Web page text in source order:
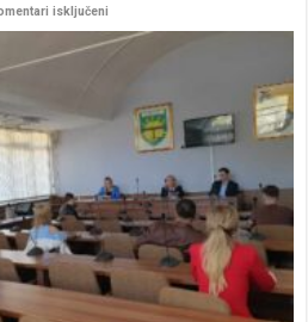
isključeni
RASPRAVA
MLADE
2024.-2028.